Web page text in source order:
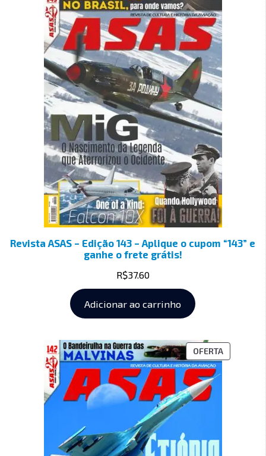
Revista ASAS – Edição 143 – Aplique o cupom “143” e
ganhe o frete grátis!
R$37.60
Adicionar ao carrinho
OFERTA